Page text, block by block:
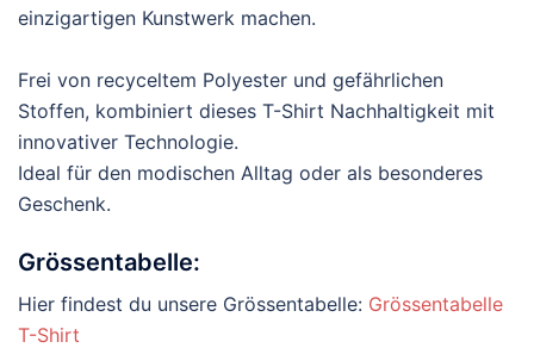
einzigartigen Kunstwerk machen.
Frei von recyceltem Polyester und gefährlichen
Stoffen, kombiniert dieses T-Shirt Nachhaltigkeit mit
innovativer Technologie.
Ideal für den modischen Alltag oder als besonderes
Geschenk.
Grössentabelle:
Hier findest du unsere Grössentabelle: Grössentabelle
T-Shirt